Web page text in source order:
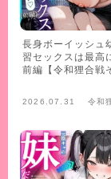
長身ボーイッシュ
習セックスは最高
前編【令和狸合戦
2026.07.31 令和